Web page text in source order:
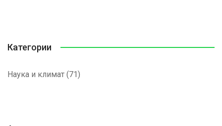
Категории
Наука и климат (71)